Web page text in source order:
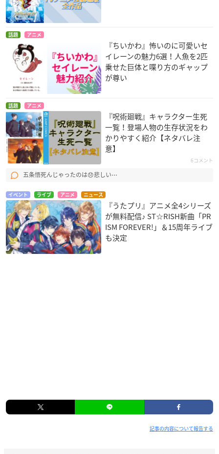
話題 アニメ
『ちいかわ』怖いのに可愛いセ
イレーンの魅力6選！人魚を2匹
乗せた巨体と喋り方のギャップ
が尊い
話題 アニメ
『呪術廻戦』キャラクター生死
一覧！登場人物の生存状況をわ
かりやすく紹介【ネタバレ注
意】
6コメント
五条悟死んじゃったのは😞悲しい⋯
イベント ライブ アニメ ニュース
『うたプリ』アニメ全4シリーズ
が無料配信♪ ST☆RISH新曲「PR
ISM FOREVER!」＆15周年ライブ
も決定
記事の内容について報告する